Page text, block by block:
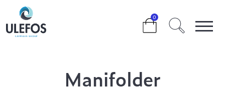
0
>>
Manifolder